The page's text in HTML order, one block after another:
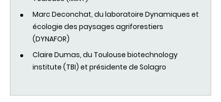
Marc Deconchat, du laboratoire Dynamiques et
écologie des paysages agriforestiers
(DYNAFOR)
Claire Dumas, du Toulouse biotechnology
institute (TBI) et présidente de Solagro